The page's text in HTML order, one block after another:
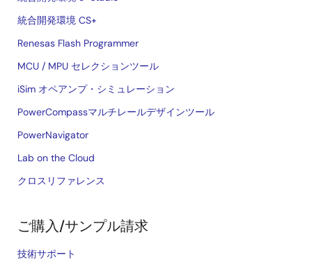
統合開発環境 CS+
Renesas Flash Programmer
MCU / MPU セレクションツール
iSim オペアンプ・シミュレーション
PowerCompassマルチレールデザインツール
PowerNavigator
Lab on the Cloud
クロスリファレンス
ご購入/サンプル請求
技術サポート